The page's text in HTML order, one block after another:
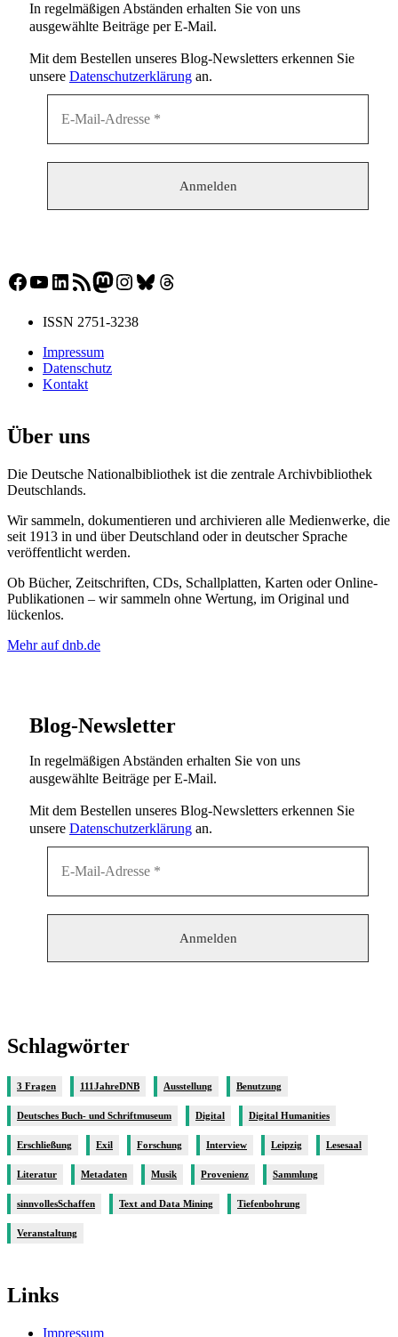
In regelmäßigen Abständen erhalten Sie von uns
ausgewählte Beiträge per E-Mail.
Mit dem Bestellen unseres Blog-Newsletters erkennen Sie
unsere Datenschutzerklärung an.
Facebook
YouTube
LinkedIn
RSS-FeedMastodon
Instagram
Bluesky
Threads
ISSN 2751-3238
Impressum
Datenschutz
Kontakt
Über uns
Die Deutsche Nationalbibliothek ist die zentrale Archivbibliothek
Deutschlands.
Wir sammeln, dokumentieren und archivieren alle Medienwerke, die
seit 1913 in und über Deutschland oder in deutscher Sprache
veröffentlicht werden.
Ob Bücher, Zeitschriften, CDs, Schallplatten, Karten oder Online-
Publikationen – wir sammeln ohne Wertung, im Original und
lückenlos.
Mehr auf dnb.de
Blog-Newsletter
In regelmäßigen Abständen erhalten Sie von uns
ausgewählte Beiträge per E-Mail.
Mit dem Bestellen unseres Blog-Newsletters erkennen Sie
unsere Datenschutzerklärung an.
Schlagwörter
3 Fragen 111JahreDNB Ausstellung Benutzung
Deutsches Buch- und Schriftmuseum Digital Digital Humanities
Erschließung Exil Forschung Interview Leipzig Lesesaal
Literatur Metadaten Musik Provenienz Sammlung
sinnvollesSchaffen Text and Data Mining Tiefenbohrung
Veranstaltung
Links
Impressum